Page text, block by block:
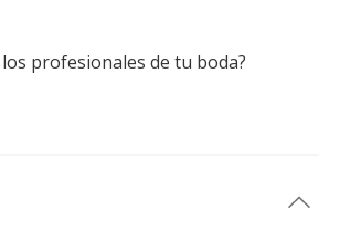
profesionales de tu boda?